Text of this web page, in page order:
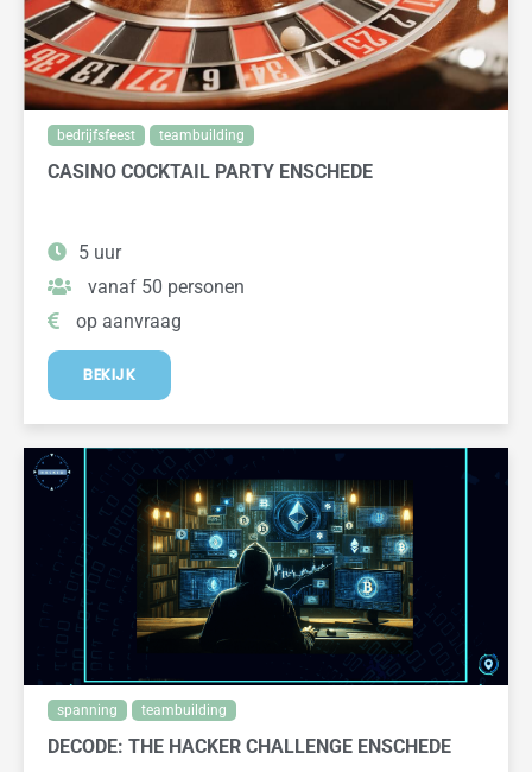
bedrijfsfeest teambuilding
CASINO COCKTAIL PARTY ENSCHEDE
5 uur
vanaf 50 personen
op aanvraag
BEKIJK
spanning teambuilding
DECODE: THE HACKER CHALLENGE ENSCHEDE